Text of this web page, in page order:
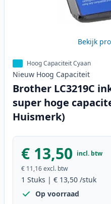
Bekijk
Hoog Capaciteit Cyaan
Nieuw Hoog Capaciteit
Brother LC3219C
super hoge
Huismerk)
€ 13,50 incl. btw
€ 11,16excl. btw
1 Stuks | € 13,50 /stuk
Op voorraad